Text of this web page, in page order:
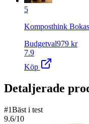
5
Komposthink
Budgetval979 kr
7.9
Köp
Detaljerade
#1Bäst i test
9.6/10